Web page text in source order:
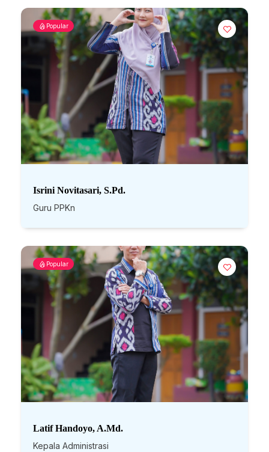
Popular
Isrini Novitasari, S.Pd.
Guru PPKn
Popular
Latif Handoyo, A.Md.
Kepala Administrasi